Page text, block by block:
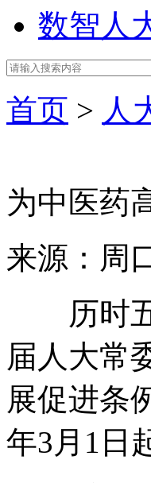
数智人
首页 > 人
为中医药
来源：周
历时五
届人大常
展促进条
年3月1日